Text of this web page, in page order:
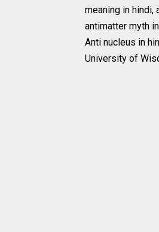
meaning in hindi,
antimatter myth
Anti nucleus in
University of